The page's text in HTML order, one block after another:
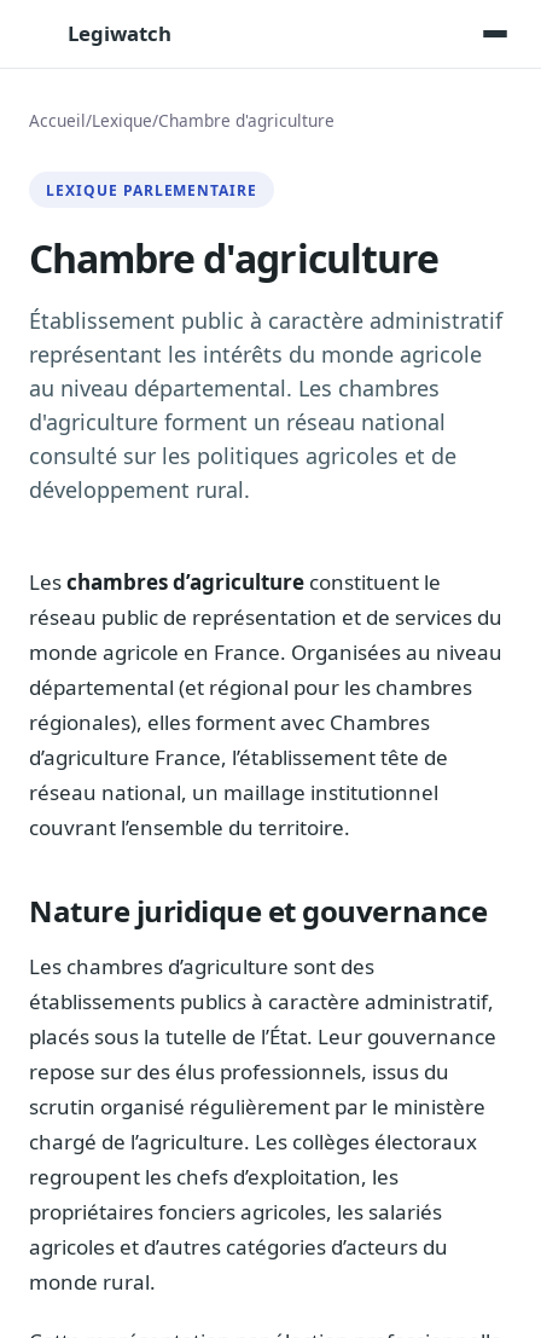
Legiwatch
Posez vos questions, réponses sourcées
Transcriptions IA
Toutes les séances AN/Sénat transcrites
Synthèses IA
Résumés automatiques des dossiers longs
Veille des matinales radio
9 interviews politiques, analysées avant 10 h
Alertes personnalisées
Par dossier, personne, mot-clé
Fiches parlementaires
Parcours, mandats, prises de position
Registre HATVP
Cartographier l'influence sur un dossier
Affaires publiques
Affaires réglementaires
JO, décrets, conseil des ministres, AAI
Fédérations & plaidoyer
ONG, syndicats, ordres, associations
Parlementaires
Journalistes
Chercheurs
Suivi par secteur
11 secteurs : énergie, santé, finance, numérique…
Accueil/Lexique/Chambre d'agriculture
LEXIQUE PARLEMENTAIRE
Chambre d'agriculture
Établissement public à caractère administratif
représentant les intérêts du monde agricole
au niveau départemental. Les chambres
d'agriculture forment un réseau national
consulté sur les politiques agricoles et de
développement rural.
Leschambres d’agriculture constituent le
réseau public de représentation et de services du
monde agricole en France. Organisées au niveau
départemental (et régional pour les chambres
régionales), elles forment avec Chambres
d’agriculture France, l’établissement tête de
réseau national, un maillage institutionnel
couvrant l’ensemble du territoire.
Nature juridique et gouvernance
Les chambres d’agriculture sont des
établissements publics à caractère administratif,
placés sous la tutelle de l’État. Leur gouvernance
repose sur des élus professionnels, issus du
scrutin organisé régulièrement par le ministère
chargé de l’agriculture. Les collèges électoraux
regroupent les chefs d’exploitation, les
propriétaires fonciers agricoles, les salariés
agricoles et d’autres catégories d’acteurs du
monde rural.